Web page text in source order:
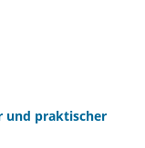
und praktischer